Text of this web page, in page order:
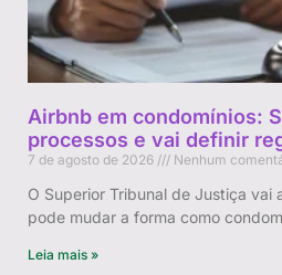
Airbnb em condomínios:
processos e vai definir
7 de agosto de 2026 Nenhum
O Superior Tribunal de Justiça vai
pode mudar a forma como
Leia mais »